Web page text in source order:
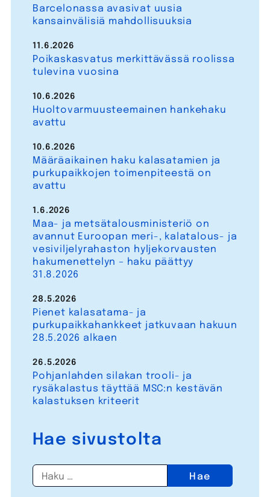
Barcelonassa avasivat uusia
kansainvälisiä mahdollisuuksia
Poikaskasvatus merkittävässä roolissa
tulevina vuosina
11.6.2026
Huoltovarmuusteemainen hankehaku
avattu
10.6.2026
Määräaikainen haku kalasatamien ja
purkupaikkojen toimenpiteestä on
avattu
10.6.2026
Maa- ja metsätalousministeriö on
avannut Euroopan meri-, kalatalous- ja
vesiviljelyrahaston hyljekorvausten
hakumenettelyn – haku päättyy
31.8.2026
1.6.2026
Pienet kalasatama- ja
purkupaikkahankkeet jatkuvaan hakuun
28.5.2026 alkaen
28.5.2026
Pohjanlahden silakan trooli- ja
rysäkalastus täyttää MSC:n kestävän
kalastuksen kriteerit
26.5.2026
Hae sivustolta
Haku: